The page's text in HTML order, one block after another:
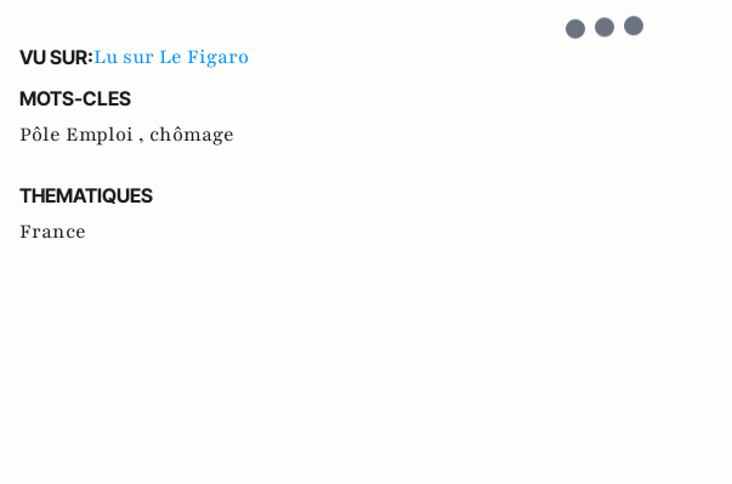
VU SUR:Lu sur Le Figaro
MOTS-CLES
Pôle Emploi , chômage
THEMATIQUES
France